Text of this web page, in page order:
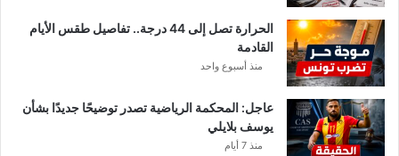
الحرارة تصل إلى 44 درجة.. تفاصيل طقس الأيام
القادمة
منذ أسبوع واحد
عاجل: المحكمة الرياضية تصدر توضيحًا جديدًا بشأن
يوسف بلايلي
منذ 7 أيام